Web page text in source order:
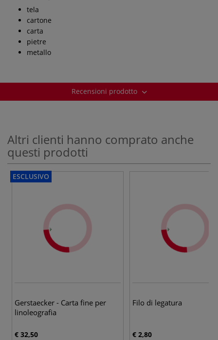
tela
cartone
carta
pietre
metallo
Recensioni prodotto
Altri clienti hanno comprato anche
questi prodotti
ESCLUSIVO
Gerstaecker - Carta fine per
linoleografia
€ 32,50
Filo di legatura
€ 2,80